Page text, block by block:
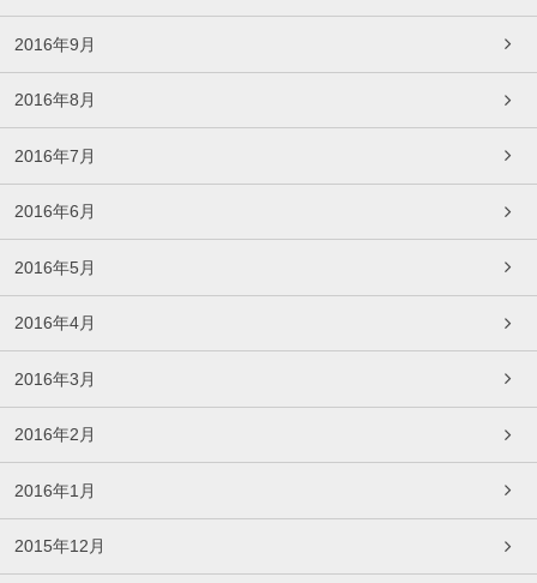
2016年9月
2016年8月
2016年7月
2016年6月
2016年5月
2016年4月
2016年3月
2016年2月
2016年1月
2015年12月